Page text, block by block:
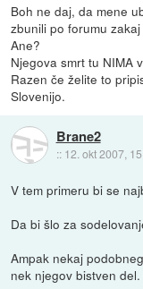
Boh ne daj, da mene
zbunili po forumu
Ane?
Njegova smrt tu NIMA
Razen če želite to
Slovenijo.
Brane2
:: 12. okt 2007,
V tem primeru bi se
Da bi šlo za
Ampak nekaj
nek njegov bistven del.